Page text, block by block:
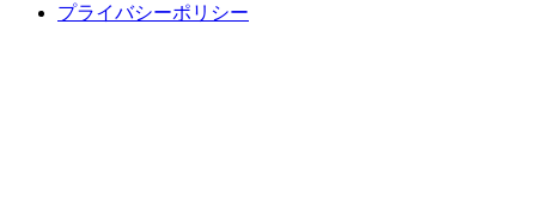
プライバシーポリシー